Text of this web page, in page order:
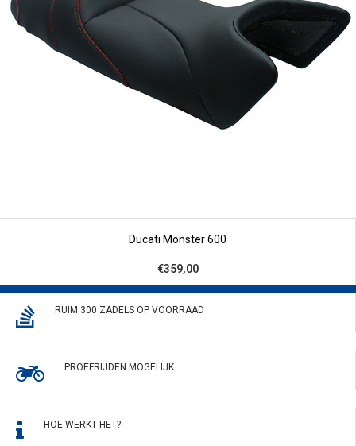
Ducati Monster 600
€359,00
RUIM 300 ZADELS OP VOORRAAD
PROEFRIJDEN MOGELIJK
HOE WERKT HET?